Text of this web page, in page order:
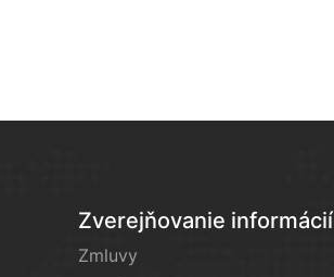
Zverejňovanie informácií
Zmluvy